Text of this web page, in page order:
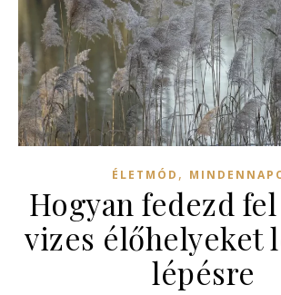
ÉLETMÓD ,
Hogyan fedezd
vizes élőhelyeket
lépésre